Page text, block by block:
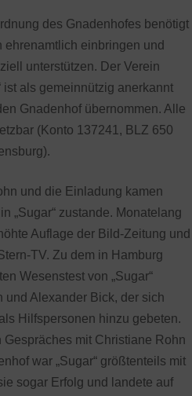
des Gnadenhofes benötigt
einbringen und
unterstützen. Der Verein
ist als gemeinnützig anerkannt
Gnadenhof übernommen. Alle
(Konto 137241, BLZ 650
und die Einladung kamen
„Sugar“ zustande. Monatelang
Auflage der Bild-Zeitung und
TV. Zu dem in Hamburg
Wesenstest von „Sugar“
Alexander Bick, der sich
Hilfspersonen hinzu gebeten.
mit Christiane Rohn
war „Sugar“ größtenteils mit
sogar Erfolg und landete auf